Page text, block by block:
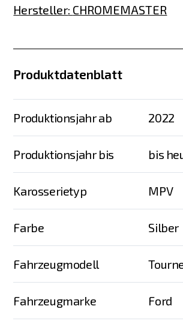
Hersteller: CHROMEMASTER
Produktdatenblatt
Produktionsjahr ab 2022
Produktionsjahr bis bis
Karosserietyp MPV
Farbe Silber
Fahrzeugmodell
Fahrzeugmarke Ford